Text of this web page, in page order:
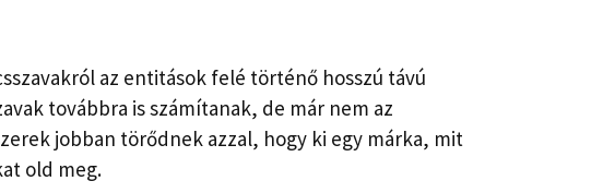
az entitások felé történő hosszú távú
továbbra is számítanak, de már nem az
jobban törődnek azzal, hogy ki egy márka, mit
old meg.